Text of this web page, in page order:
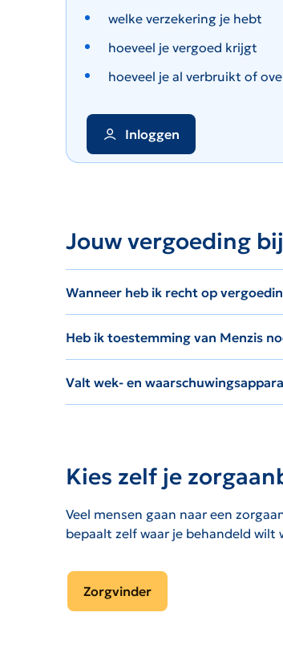
welke verzekering je hebt
hoeveel je vergoed krijgt
hoeveel je al verbruikt of
Inloggen
Jouw vergoeding
Wanneer heb ik recht op
Heb ik toestemming van Menzis
Valt wek- en
Kies zelf je
Veel mensen gaan naar een
bepaalt zelf waar je behandeld wilt
Zorgvinder